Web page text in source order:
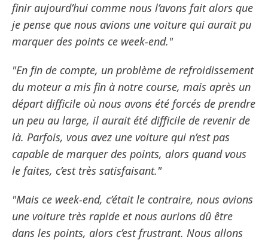
finir aujourd’hui comme nous l’avons fait alors que
je pense que nous avions une voiture qui aurait pu
marquer des points ce week-end."
"En fin de compte, un problème de refroidissement
du moteur a mis fin à notre course, mais après un
départ difficile où nous avons été forcés de prendre
un peu au large, il aurait été difficile de revenir de
là. Parfois, vous avez une voiture qui n’est pas
capable de marquer des points, alors quand vous
le faites, c’est très satisfaisant."
"Mais ce week-end, c’était le contraire, nous avions
une voiture très rapide et nous aurions dû être
dans les points, alors c’est frustrant. Nous allons